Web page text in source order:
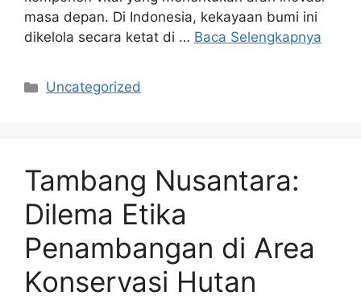
masa depan. Di Indonesia, kekayaan bumi ini
dikelola secara ketat di … Baca Selengkapnya
Kategori
Uncategorized
Tambang Nusantara:
Dilema Etika
Penambangan di Area
Konservasi Hutan